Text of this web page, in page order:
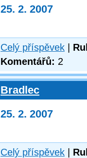
25. 2. 2007
Celý příspěvek
Komentářů: 2
Bradlec
25. 2. 2007
Celý příspěvek